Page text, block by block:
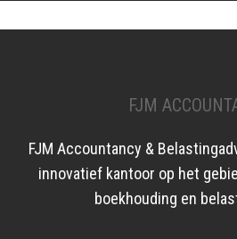
FJM
FJM Accountancy &
innovatief kantoor op het
boekhouding en